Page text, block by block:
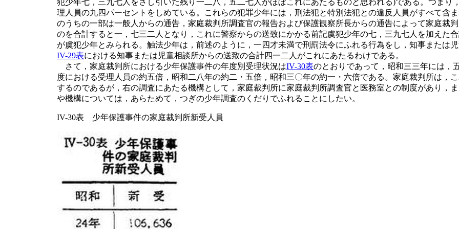
犯少年七，三九七人をさし引いた残り一二八，五二七人がほぼこれにあたるものと思われる)である。つまり
理人員の九四パーセントをしめている。これらの犯罪少年には，刑法犯と特別法犯との違反人員がすべて含
のうちの一部は一般人からの通告，家庭裁判所調査官の報告および保護観察所長からの通告によって家庭裁
のを合計すると一，七三二人となり，これに警察からの送致にかかる前記虞犯少年の七，三九七人を加えた
が虞犯少年とみられる。触法少年は，前述のように，一四才未満で刑罰法令にふれる行為をし，知事または
IV-29表における知事または児童相談所からの送致の合計四一二人がこれにあたるわけである。
さて，家庭裁判所における少年保護事件の年度別受理状況はIV-30表のとおりであって，昭和三三年には，
度における受理人員の約五倍，昭和二八年の約二・五倍，昭和三〇年の約一・六倍である。家庭裁判所は，
するのであるが，右の調査にあたる機構として，家庭裁判所に家庭裁判所調査官と医務室との制度があり，
や機構については，あらためて，つぎの少年調査のくだりでふれることにしたい。
IV-30表 少年保護事件の家庭裁判所新受人員